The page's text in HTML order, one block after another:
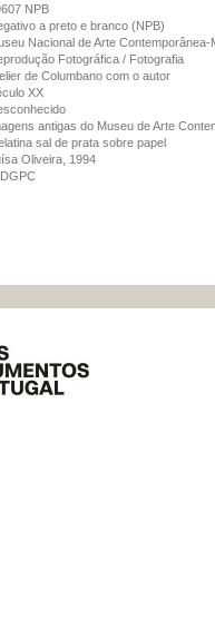
NPB
a preto e branco (NPB)
Nacional de Arte Contemporânea-
Fotográfica / Fotografia
de Columbano com o autor
XX
antigas do Museu de Arte
sal de prata sobre papel
Oliveira, 1994